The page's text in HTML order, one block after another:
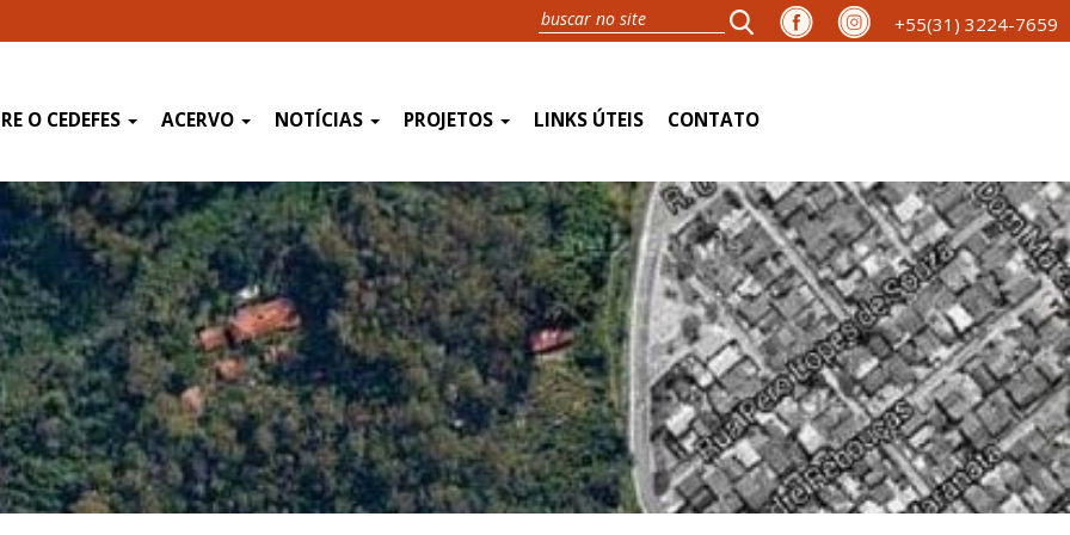
+55(31) 3224-7659
O CEDEFES ACERVO NOTÍCIAS PROJETOS LINKS ÚTEIS CONTATO